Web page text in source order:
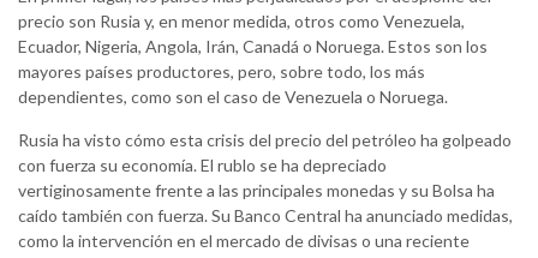
precio son Rusia y, en menor medida, otros como Venezuela,
Ecuador, Nigeria, Angola, Irán, Canadá o Noruega. Estos son los
mayores países productores, pero, sobre todo, los más
dependientes, como son el caso de Venezuela o Noruega.
Rusia ha visto cómo esta crisis del precio del petróleo ha golpeado
con fuerza su economía. El rublo se ha depreciado
vertiginosamente frente a las principales monedas y su Bolsa ha
caído también con fuerza. Su Banco Central ha anunciado medidas,
como la intervención en el mercado de divisas o una reciente